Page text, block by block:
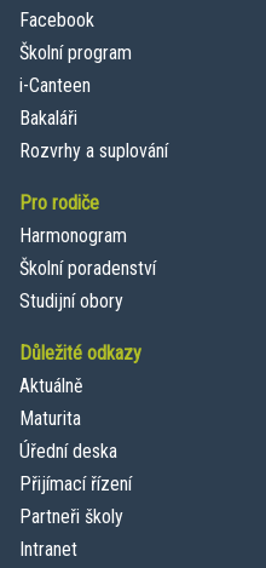
Facebook
Školní program
i-Canteen
Bakaláři
Rozvrhy a suplování
Pro rodiče
Harmonogram
Školní poradenství
Studijní obory
Důležité odkazy
Aktuálně
Maturita
Úřední deska
Přijímací řízení
Partneři školy
Intranet